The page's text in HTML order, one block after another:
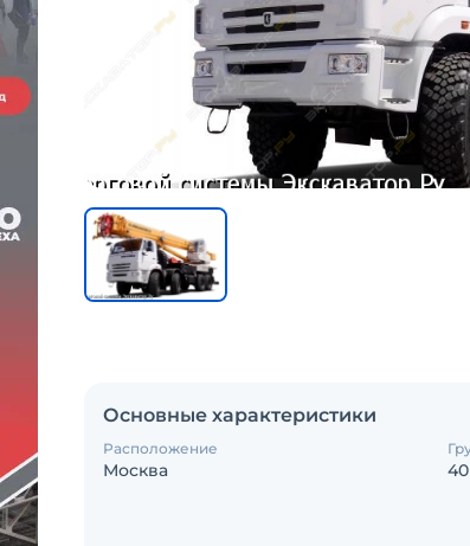
Основные характеристики
Расположение
Москва